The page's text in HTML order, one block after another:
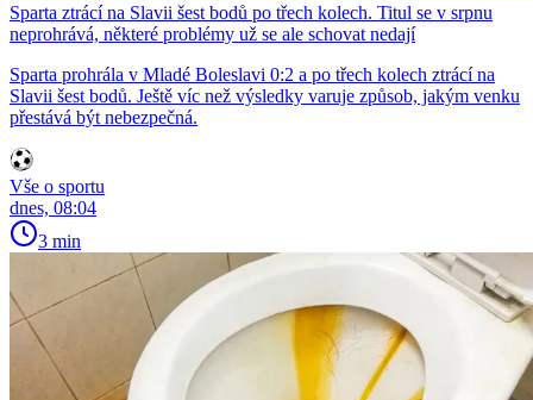
Sparta ztrácí na Slavii šest bodů po třech kolech. Titul se v srpnu
neprohrává, některé problémy už se ale schovat nedají
Sparta prohrála v Mladé Boleslavi 0:2 a po třech kolech ztrácí na
Slavii šest bodů. Ještě víc než výsledky varuje způsob, jakým venku
přestává být nebezpečná.
Vše o sportu
dnes, 08:04
3 min